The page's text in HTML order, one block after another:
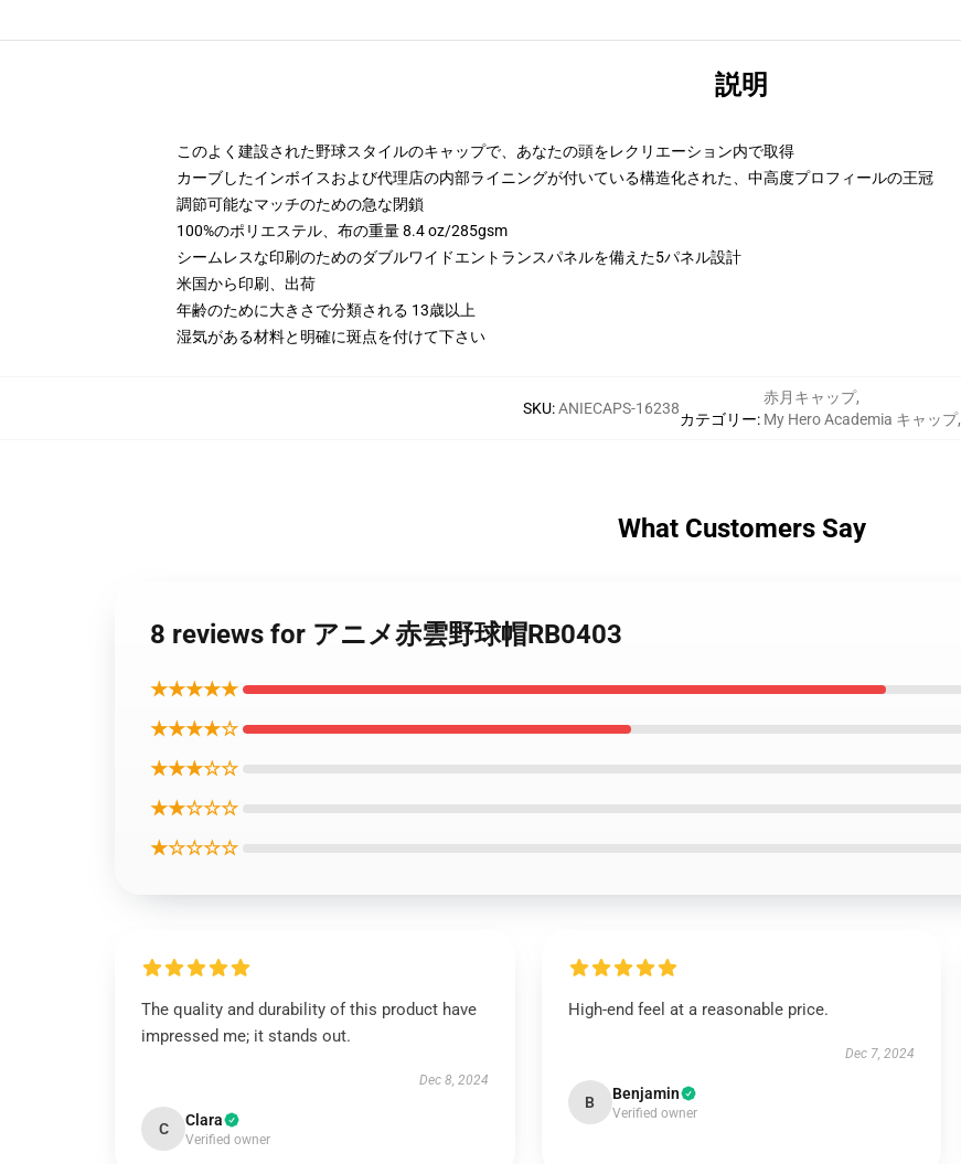
説明
このよく建設された野球スタイルのキャップで、あなたの頭をレクリエーション内で取得
カーブしたインボイスおよび代理店の内部ライニングが付いている構造化された、中高度プロフィールの王冠
調節可能なマッチのための急な閉鎖
100%のポリエステル、布の重量 8.4 oz/285gsm
シームレスな印刷のためのダブルワイドエントランスパネルを備えた5パネル設計
米国から印刷、出荷
年齢のために大きさで分類される 13歳以上
湿気がある材料と明確に斑点を付けて下さい
SKU:ANIECAPS-16238
カテゴリー:
赤月キャップ,
My Hero Academia キャップ,
What Customers Say
8 reviews for アニメ赤雲野球帽RB0403
★★★★★
★★★★☆
★★★☆☆
★★☆☆☆
★☆☆☆☆
The quality and durability of this product have
impressed me; it stands out.
Dec 8, 2024
C Clara
Verified owner
High-end feel at a reasonable price.
Dec 7, 2024
B Benjamin
Verified owner